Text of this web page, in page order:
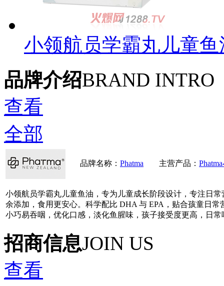
小领航员学霸丸儿童鱼
品牌介绍BRAND INTRO
查看
全部
品牌名称： Phatma 主营产品：
小领航员学霸丸儿童鱼油，专为儿童成长阶段设计，专注日
余添加，食用更安心。科学配比 DHA 与 EPA，贴合孩童日
小巧易吞咽，优化口感，淡化鱼腥味，孩子接受度更高，日
招商信息JOIN US
查看